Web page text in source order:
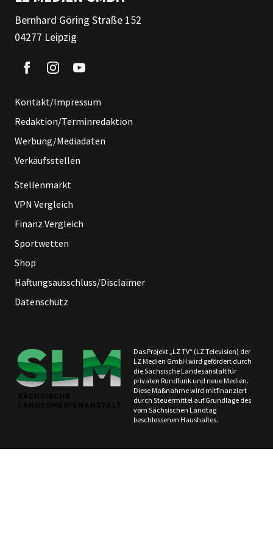
Bernhard Göring Straße 152
04277 Leipzig
Kontakt/Impressum
Redaktion/Terminredaktion
Werbung/Mediadaten
Verkaufsstellen
Stellenmarkt
VPN Vergleich
Finanz Vergleich
Sportwetten
Shop
Haftungsausschluss/Disclaimer
Datenschutz
Das Projekt „LZ TV“ (LZ Television) der
LZ Medien GmbH wird gefördert durch
die Sächsische Landesanstalt für
privaten Rundfunk und neue Medien.
Diese Maßnahme wird mitfinanziert
durch Steuermittel auf Grundlage des
vom Sächsischen Landtag
beschlossenen Haushaltes.